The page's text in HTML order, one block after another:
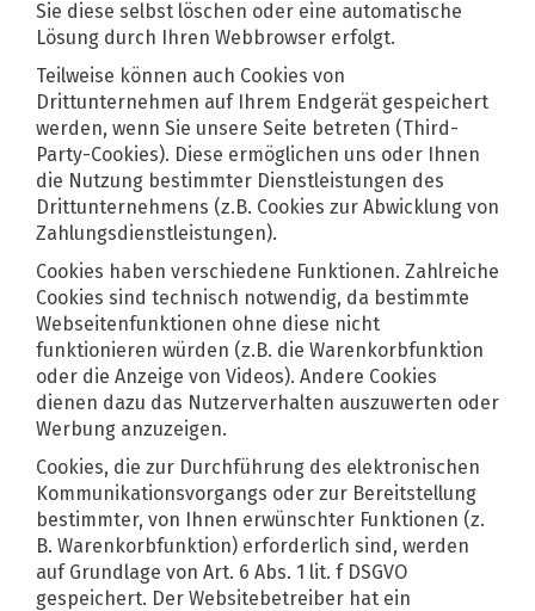
Sie diese selbst löschen oder eine automatische
Lösung durch Ihren Webbrowser erfolgt.
Teilweise können auch Cookies von
Drittunternehmen auf Ihrem Endgerät gespeichert
werden, wenn Sie unsere Seite betreten (Third-
Party-Cookies). Diese ermöglichen uns oder Ihnen
die Nutzung bestimmter Dienstleistungen des
Drittunternehmens (z.B. Cookies zur Abwicklung von
Zahlungsdienstleistungen).
Cookies haben verschiedene Funktionen. Zahlreiche
Cookies sind technisch notwendig, da bestimmte
Webseitenfunktionen ohne diese nicht
funktionieren würden (z.B. die Warenkorbfunktion
oder die Anzeige von Videos). Andere Cookies
dienen dazu das Nutzerverhalten auszuwerten oder
Werbung anzuzeigen.
Cookies, die zur Durchführung des elektronischen
Kommunikationsvorgangs oder zur Bereitstellung
bestimmter, von Ihnen erwünschter Funktionen (z.
B. Warenkorbfunktion) erforderlich sind, werden
auf Grundlage von Art. 6 Abs. 1 lit. f DSGVO
gespeichert. Der Websitebetreiber hat ein